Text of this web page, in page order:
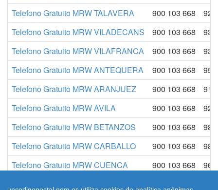
Telefono Gratuito MRW TALAVERA
900 103 668
Telefono Gratuito MRW VILADECANS
900 103 668
Telefono Gratuito MRW VILAFRANCA
900 103 668
Telefono Gratuito MRW ANTEQUERA
900 103 668
Telefono Gratuito MRW ARANJUEZ
900 103 668
Telefono Gratuito MRW AVILA
900 103 668
Telefono Gratuito MRW BETANZOS
900 103 668
Telefono Gratuito MRW CARBALLO
900 103 668
Telefono Gratuito MRW CUENCA
900 103 668